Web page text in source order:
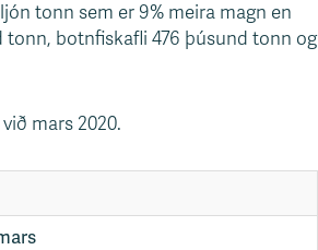
tonn sem er 9% meira magn en
tonn, botnfiskafli 476 þúsund tonn og
mars 2020.